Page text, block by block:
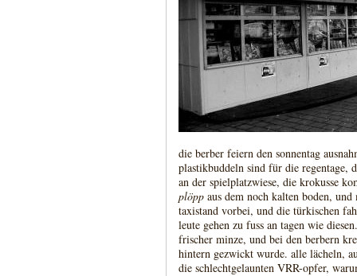
die berber feiern den sonnentag
plastikbuddeln sind für die regentage,
an der spielplatzwiese, die krokusse
plöpp aus dem noch kalten boden,
taxistand vorbei, und die türkischen
leute gehen zu fuss an tagen wie
frischer minze, und bei den berbern
hintern gezwickt wurde. alle lächeln,
die schlechtgelaunten VRR-opfer,